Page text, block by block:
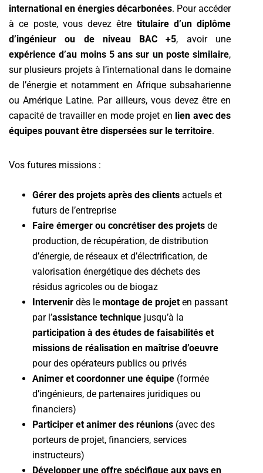
international en énergies décarbonées. Pour accéder
à ce poste, vous devez être titulaire d’un diplôme
d’ingénieur ou de niveau BAC +5, avoir une
expérience d’au moins 5 ans sur un poste similaire,
sur plusieurs projets à l’international dans le domaine
de l’énergie et notamment en Afrique subsaharienne
ou Amérique Latine. Par ailleurs, vous devez être en
capacité de travailler en mode projet en lien avec des
équipes pouvant être dispersées sur le territoire.
Vos futures missions :
Gérer des projets après des clients actuels et
futurs de l’entreprise
Faire émerger ou concrétiser des projets de
production, de récupération, de distribution
d’énergie, de réseaux et d’électrification, de
valorisation énergétique des déchets des
résidus agricoles ou de biogaz
Intervenir dès le montage de projet en passant
par l’assistance technique jusqu’à la
participation à des études de faisabilités et
missions de réalisation en maîtrise d’oeuvre
pour des opérateurs publics ou privés
Animer et coordonner une équipe (formée
d’ingénieurs, de partenaires juridiques ou
financiers)
Participer et animer des réunions (avec des
porteurs de projet, financiers, services
instructeurs)
Développer une offre spécifique aux pays en